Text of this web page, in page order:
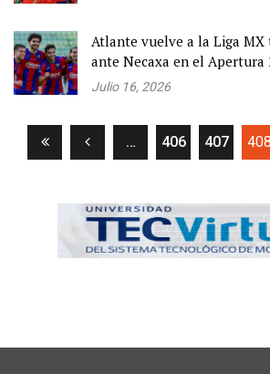
Atlante vuelve a la Liga MX
ante Necaxa en el Apertura
Julio 16, 2026
… 406 407 408